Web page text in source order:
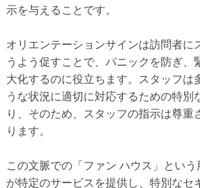
示を与えることです。
オリエンテーションサインは訪問者に
うよう促すことで、パニックを防ぎ、
大化するのに役立ちます。スタッフは
うな状況に適切に対応するための特別
り、そのため、スタッフの指示は尊重
ります。
この文脈での「ファン ハウス」とい
が特定のサービスを提供し、特別なセ